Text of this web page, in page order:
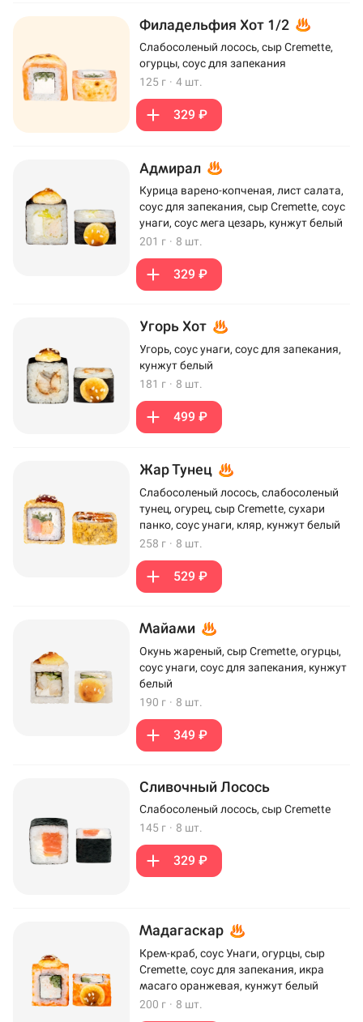
Филадельфия Хот 1/2
Слабосоленый лосось, сыр Cremette,
огурцы, соус для запекания
125 г · 4 шт.
329 ₽
Адмирал
Курица варено-копченая, лист салата,
соус для запекания, сыр Cremette, соус
унаги, соус мега цезарь, кунжут белый
201 г · 8 шт.
329 ₽
Угорь Хот
Угорь, соус унаги, соус для запекания,
кунжут белый
181 г · 8 шт.
499 ₽
Жар Тунец
Слабосоленый лосось, слабосоленый
тунец, огурец, сыр Cremette, сухари
панко, соус унаги, кляр, кунжут белый
258 г · 8 шт.
529 ₽
Майами
Окунь жареный, сыр Cremette, огурцы,
соус унаги, соус для запекания, кунжут
белый
190 г · 8 шт.
349 ₽
Сливочный Лосось
Слабосоленый лосось, сыр Cremette
145 г · 8 шт.
329 ₽
Мадагаскар
Крем-краб, соус Унаги, огурцы, сыр
Cremette, соус для запекания, икра
масаго оранжевая, кунжут белый
200 г · 8 шт.